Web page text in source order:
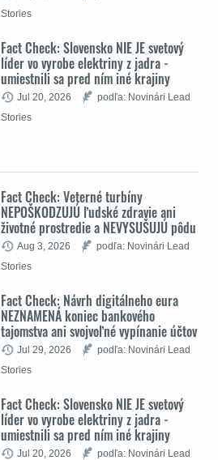
Stories
Fact Check: Slovensko NIE JE svetový
líder vo vyrobe elektriny z jadra -
umiestnili sa pred ním iné krajiny
Jul 20, 2026
podľa: Novinári Lead
Stories
Fact Check: Veterné turbíny
NEPOŠKODZUJÚ ľudské zdravie ani
životné prostredie a NEVYSUŠUJÚ pôdu
Aug 3, 2026
podľa: Novinári Lead
Stories
Fact Check: Návrh digitálneho eura
NEZNAMENÁ koniec bankového
tajomstva ani svojvoľné vypínanie účtov
Jul 29, 2026
podľa: Novinári Lead
Stories
Fact Check: Slovensko NIE JE svetový
líder vo vyrobe elektriny z jadra -
umiestnili sa pred ním iné krajiny
Jul 20, 2026
podľa: Novinári Lead